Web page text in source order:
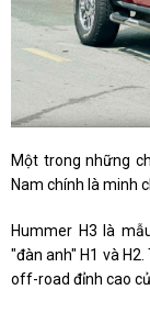
Một trong những
Nam chính là minh
Hummer H3 là
"đàn anh" H1 và
off-road đỉnh cao